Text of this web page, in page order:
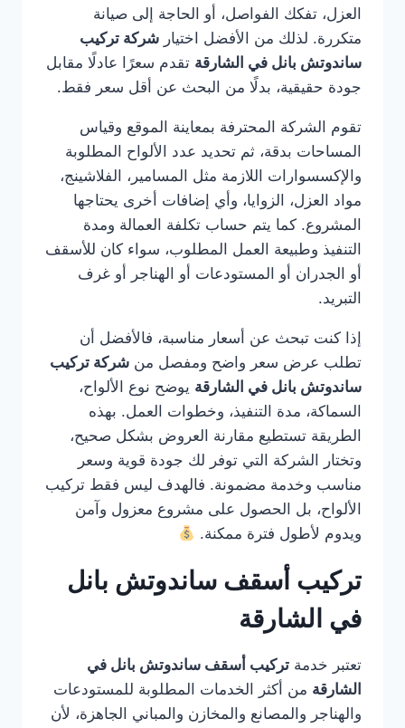
العزل، تفكك الفواصل، أو الحاجة إلى صيانة
متكررة. لذلك من الأفضل اختيار شركة تركيب
ساندوتش بانل في الشارقة تقدم سعرًا عادلًا مقابل
جودة حقيقية، بدلًا من البحث عن أقل سعر فقط.
تقوم الشركة المحترفة بمعاينة الموقع وقياس
المساحات بدقة، ثم تحديد عدد الألواح المطلوبة
والإكسسوارات اللازمة مثل المسامير، الفلاشينج،
مواد العزل، الزوايا، وأي إضافات أخرى يحتاجها
المشروع. كما يتم حساب تكلفة العمالة ومدة
التنفيذ وطبيعة العمل المطلوب، سواء كان للأسقف
أو الجدران أو المستودعات أو الهناجر أو غرف
التبريد.
إذا كنت تبحث عن أسعار مناسبة، فالأفضل أن
تطلب عرض سعر واضح ومفصل من شركة تركيب
ساندوتش بانل في الشارقة يوضح نوع الألواح،
السماكة، مدة التنفيذ، وخطوات العمل. بهذه
الطريقة تستطيع مقارنة العروض بشكل صحيح،
وتختار الشركة التي توفر لك جودة قوية وسعر
مناسب وخدمة مضمونة. فالهدف ليس فقط تركيب
الألواح، بل الحصول على مشروع معزول وآمن
ويدوم لأطول فترة ممكنة.
تركيب أسقف ساندوتش بانل
في الشارقة
تعتبر خدمة تركيب أسقف ساندوتش بانل في
الشارقة من أكثر الخدمات المطلوبة للمستودعات
والهناجر والمصانع والمخازن والمباني الجاهزة، لأن